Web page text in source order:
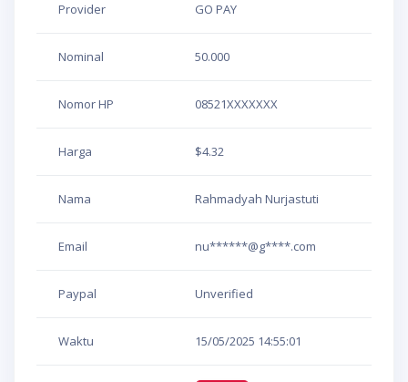
Provider GO PAY
Nominal 50.000
Nomor HP 08521XXXXXXX
Harga $4.32
Nama Rahmadyah Nurjastuti
Email nu******@g****.com
Paypal Unverified
Waktu 15/05/2025 14:55:01